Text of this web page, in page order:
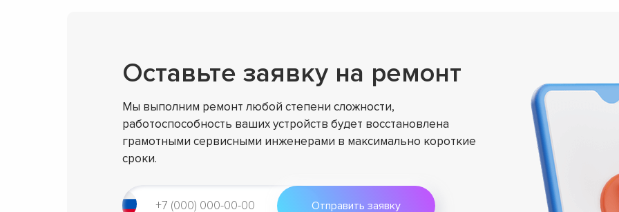
Оставьте заявку на ремонт
Мы выполним ремонт любой степени сложности,
работоспособность ваших устройств будет восстановлена
грамотными сервисными инженерами в максимально короткие
сроки.